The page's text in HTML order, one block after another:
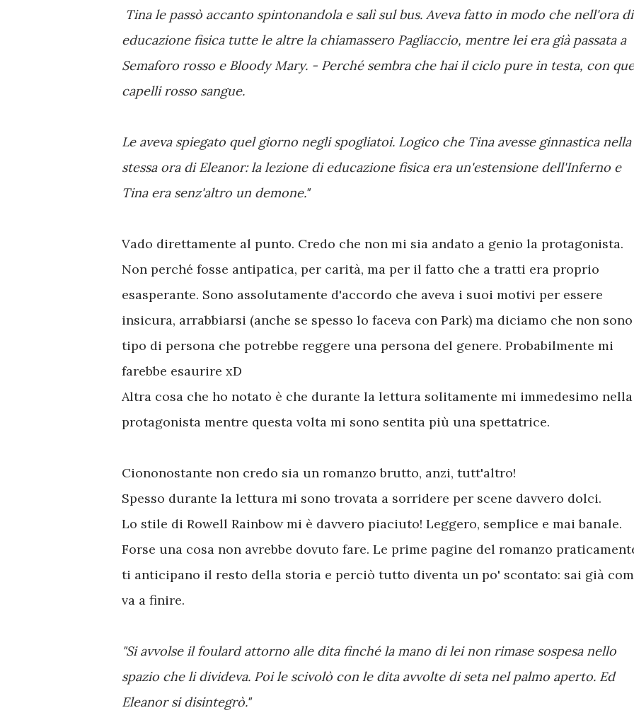
Tina le passò accanto spintonandola e salì sul bus. Aveva fatto in modo che nell'ora di
educazione fisica tutte le altre la chiamassero Pagliaccio, mentre lei era già passata a
Semaforo rosso e Bloody Mary. - Perché sembra che hai il ciclo pure in testa, con
capelli rosso sangue.
Le aveva spiegato quel giorno negli spogliatoi. Logico che Tina avesse ginnastica nella
stessa ora di Eleanor: la lezione di educazione fisica era un'estensione dell'Inferno e
Tina era senz'altro un demone."
Vado direttamente al punto. Credo che non mi sia andato a genio la protagonista.
Non perché fosse antipatica, per carità, ma per il fatto che a tratti era proprio
esasperante. Sono assolutamente d'accordo che aveva i suoi motivi per essere
insicura, arrabbiarsi (anche se spesso lo faceva con Park) ma diciamo che non
tipo di persona che potrebbe reggere una persona del genere. Probabilmente mi
farebbe esaurire xD
Altra cosa che ho notato è che durante la lettura solitamente mi immedesimo nella
protagonista mentre questa volta mi sono sentita più una spettatrice.
Ciononostante non credo sia un romanzo brutto, anzi, tutt'altro!
Spesso durante la lettura mi sono trovata a sorridere per scene davvero dolci.
Lo stile di Rowell Rainbow mi è davvero piaciuto! Leggero, semplice e mai banale.
Forse una cosa non avrebbe dovuto fare. Le prime pagine del romanzo
ti anticipano il resto della storia e perciò tutto diventa un po' scontato: sai già
va a finire.
"Si avvolse il foulard attorno alle dita finché la mano di lei non rimase sospesa nello
spazio che li divideva. Poi le scivolò con le dita avvolte di seta nel palmo aperto. Ed
Eleanor si disintegrò."